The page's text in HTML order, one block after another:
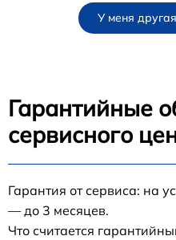
У меня
Гарантийные
сервисного
Гарантия от сервиса: на
— до 3 месяцев.
Что считается